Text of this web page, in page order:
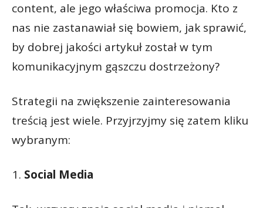
content, ale jego właściwa promocja. Kto z
nas nie zastanawiał się bowiem, jak sprawić,
by dobrej jakości artykuł został w tym
komunikacyjnym gąszczu dostrzeżony?
Strategii na zwiększenie zainteresowania
treścią jest wiele. Przyjrzyjmy się zatem kliku
wybranym:
Social Media